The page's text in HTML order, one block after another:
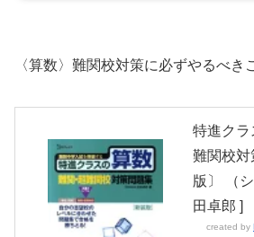
〈算数〉難関校対策に必ずやるべき
特進クラ
難関校対
版〕 （
田卓郎 ]
created by